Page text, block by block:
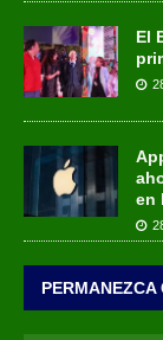
El
en
PERMANEZCA